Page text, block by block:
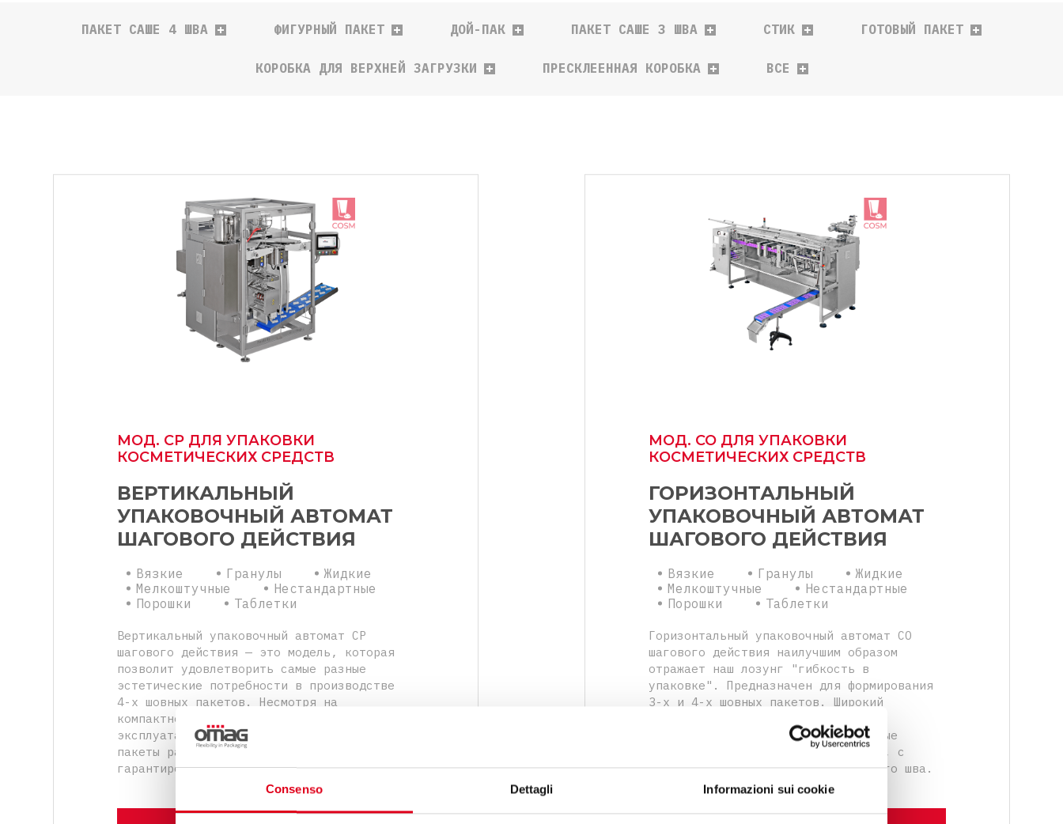
Consenso Dettagli Informazioni sui cookie
ПАКЕТ САШЕ 4 ШВА ФИГУРНЫЙ ПАКЕТ ДОЙ-ПАК ПАКЕТ САШЕ 3 ШВА СТИК ГОТОВЫЙ ПАКЕТ
КОРОБКА ДЛЯ ВЕРХНЕЙ ЗАГРУЗКИ ПРЕСКЛЕЕННАЯ КОРОБКА ВСЕ
МОД. СР ДЛЯ УПАКОВКИ
КОСМЕТИЧЕСКИХ СРЕДСТВ
ВЕРТИКАЛЬНЫЙ
УПАКОВОЧНЫЙ АВТОМАТ
ШАГОВОГО ДЕЙСТВИЯ
Вязкие Гранулы
Жидкие
Мелкоштучные
Нестандартные
Порошки
Таблетки
Вертикальный упаковочный автомат CP
шагового действия — это модель, которая
позволит удовлетворить самые разные
эстетические потребности в производстве
4-х шовных пакетов. Несмотря на
компактность конструкции и простоту
эксплуатации, автомат позволяет выпускать
пакеты разнообразного дизайна
гарантированно высокого качества.
МОД. СО ДЛЯ УПАКОВКИ
КОСМЕТИЧЕСКИХ СРЕДСТВ
ГОРИЗОНТАЛЬНЫЙ
УПАКОВОЧНЫЙ АВТОМАТ
ШАГОВОГО ДЕЙСТВИЯ
Вязкие Гранулы
Жидкие
Мелкоштучные
Нестандартные
Порошки
Таблетки
Горизонтальный упаковочный автомат СО
шагового действия наилучшим образом
отражает наш лозунг "гибкость в
упаковке". Предназначен для формирования
3-х и 4-х шовных пакетов. Широкий
производить одинарные или сдвоенные
пакеты с вертикальной перфорацией, с
разными способами закрытия верхнего шва.